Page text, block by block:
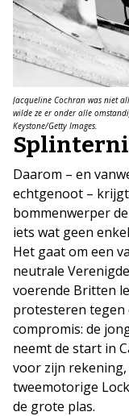
Jacqueline Cochran was niet
wilde ze er onder alle
Keystone/Getty Images.
Daarom – en
echtgenoot –
bommenwerper
iets wat geen
Het gaat om een
neutrale
voerende Britten
protesteren tegen
compromis: de
neemt de start in
voor zijn
tweemotorige
de grote plas.